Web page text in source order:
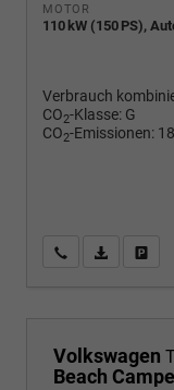
MOTOR
110 kW (150 PS),
Verbrauch
CO2-Klasse: G
CO2-Emissionen:
Wir rufen Sie an
PDF-
Volkswagen
Beach